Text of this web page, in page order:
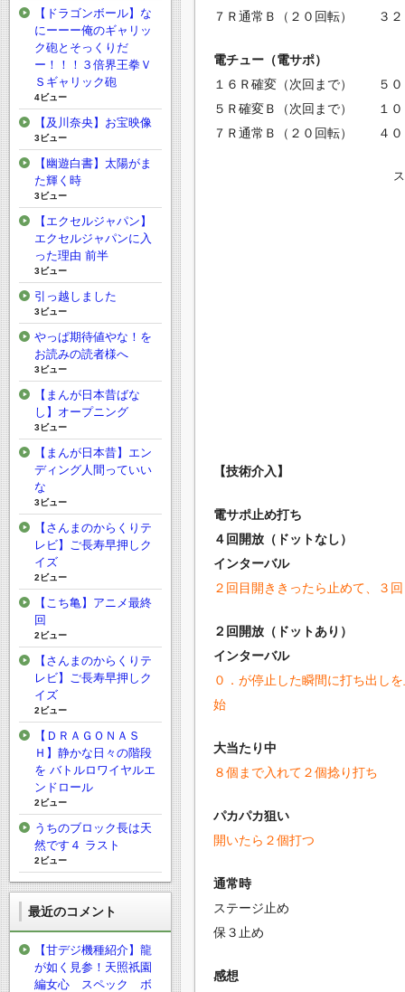
７Ｒ通常Ｂ（２０回転） ３２
電チュー（電サポ）
１６Ｒ確変（次回まで） ５０
５Ｒ確変Ｂ（次回まで） １０
７Ｒ通常Ｂ（２０回転） ４０
【技術介入】
電サポ止め打ち
４回開放（ドットなし）
インターバル
２回目開ききったら止めて、３
２回開放（ドットあり）
インターバル
０．が停止した瞬間に打ち出し
始
大当たり中
８個まで入れて２個捻り打ち
パカパカ狙い
開いたら２個打つ
通常時
ステージ止め
保３止め
感想
【ドラゴンボール】な
にーーー俺のギャリッ
ク砲とそっくりだ
ー！！！３倍界王拳Ｖ
Ｓギャリック砲
4ビュー
【及川奈央】お宝映像
3ビュー
【幽遊白書】太陽がま
た輝く時
3ビュー
【エクセルジャパン】
エクセルジャパンに入
った理由 前半
3ビュー
引っ越しました
3ビュー
やっぱ期待値やな！を
お読みの読者様へ
3ビュー
【まんが日本昔ばな
し】オープニング
3ビュー
【まんが日本昔】エン
ディング人間っていい
な
3ビュー
【さんまのからくりテ
レビ】ご長寿早押しク
イズ
2ビュー
【こち亀】アニメ最終
回
2ビュー
【さんまのからくりテ
レビ】ご長寿早押しク
イズ
2ビュー
【ＤＲＡＧＯＮＡＳ
Ｈ】静かな日々の階段
を バトルロワイヤルエ
ンドロール
2ビュー
うちのブロック長は天
然です４ ラスト
2ビュー
最近のコメント
【甘デジ機種紹介】龍
が如く見参！天照祇園
編女心 スペック ボ